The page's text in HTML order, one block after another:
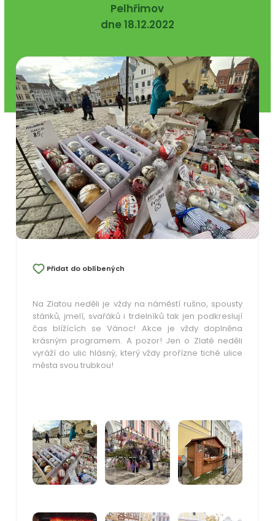
Pelhřimov
dne 18.12.2022
Přidat do oblíbených
Na Zlatou neděli je vždy na náměstí rušno, spousty
stánků, jmelí, svařáků i trdelníků tak jen podkreslují
čas blížících se Vánoc! Akce je vždy doplněna
krásným programem. A pozor! Jen o Zlaté neděli
vyráží do ulic hlásný, který vždy prořízne tiché ulice
města svou trubkou!